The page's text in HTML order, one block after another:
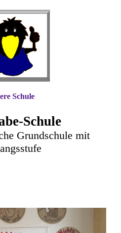
be-Schule
Grundschule mit
Schule